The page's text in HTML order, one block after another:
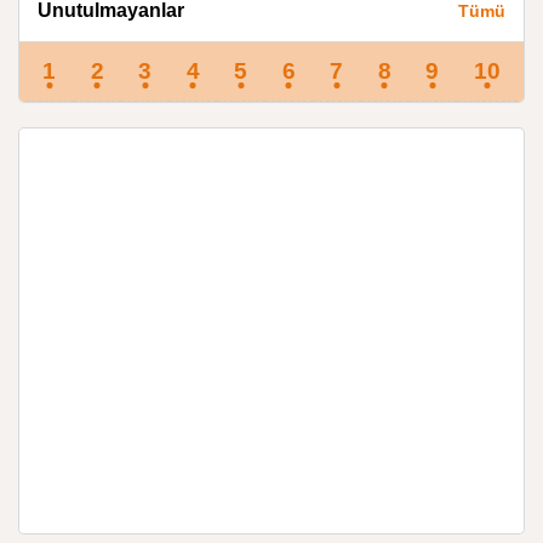
Unutulmayanlar Tümü
1 2 3 4 5 6 7 8 9 10